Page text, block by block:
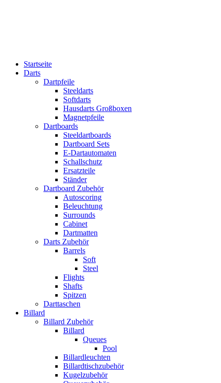
Startseite
Darts
Dartpfeile
Steeldarts
Softdarts
Hausdarts Großboxen
Magnetpfeile
Dartboards
Steeldartboards
Dartboard Sets
E-Dartautomaten
Schallschutz
Ersatzteile
Ständer
Dartboard Zubehör
Autoscoring
Beleuchtung
Surrounds
Cabinet
Dartmatten
Darts Zubehör
Barrels
Soft
Steel
Flights
Shafts
Spitzen
Darttaschen
Billard
Billard Zubehör
Billard
Queues
Pool
Billardleuchten
Billardtischzubehör
Kugelzubehör